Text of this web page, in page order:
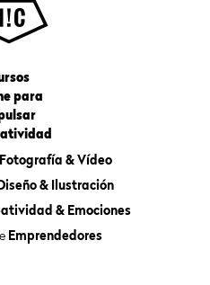
para
Fotografía & Vídeo
Diseño & Ilustración
& Emociones
Emprendedores